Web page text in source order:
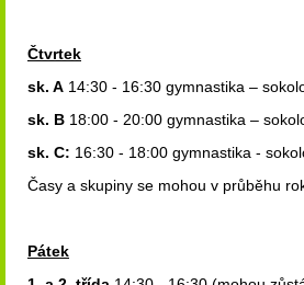
Čtvrtek
sk. A 14:30 - 16:30 gymnastika –
sk. B 18:00 - 20:00 gymnastika –
sk. C: 16:30 - 18:00 gymnastika -
Časy a skupiny se mohou v průběhu
Pátek